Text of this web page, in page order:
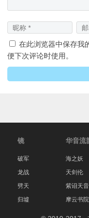
在此浏览器中保存我
便下次评论时使用。
镜
破军
龙战
劈天
归墟
华音流
海之妖
天剑伦
紫诏天音
摩云书院